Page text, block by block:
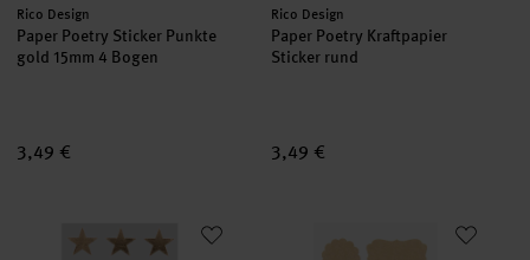
Hersteller:
Rico Design
Paper Poetry Sticker Punkte
gold 15mm 4 Bogen
3,49 €
Hersteller:
Rico Design
Paper Poetry Kraftpapier
Sticker rund
3,49 €
Paper Poetry Sticker Sterne gold 18mm 4 Bogen
Paper Poetry Kraftpapier